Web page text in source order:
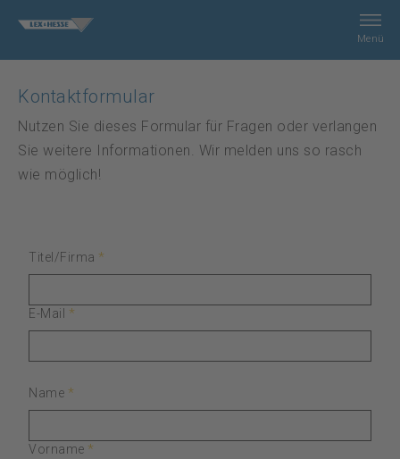
Leistungen
Unternehmen
Menü
Kontaktformular
Nutzen Sie dieses Formular für Fragen oder verlangen
Sie weitere Informationen. Wir melden uns so rasch
wie möglich!
Titel/Firma *
E-Mail *
Name *
Vorname *